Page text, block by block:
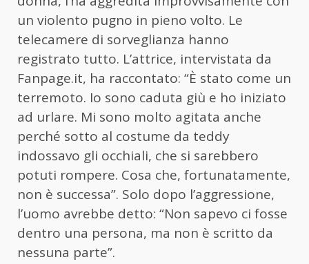
un violento pugno in pieno volto. Le
telecamere di sorveglianza hanno
registrato tutto. L’attrice, intervistata da
Fanpage.it, ha raccontato: “È stato come un
terremoto. Io sono caduta giù e ho iniziato
ad urlare. Mi sono molto agitata anche
perché sotto al costume da teddy
indossavo gli occhiali, che si sarebbero
potuti rompere. Cosa che, fortunatamente,
non è successa”. Solo dopo l’aggressione,
l’uomo avrebbe detto: “Non sapevo ci fosse
dentro una persona, ma non è scritto da
nessuna parte”.